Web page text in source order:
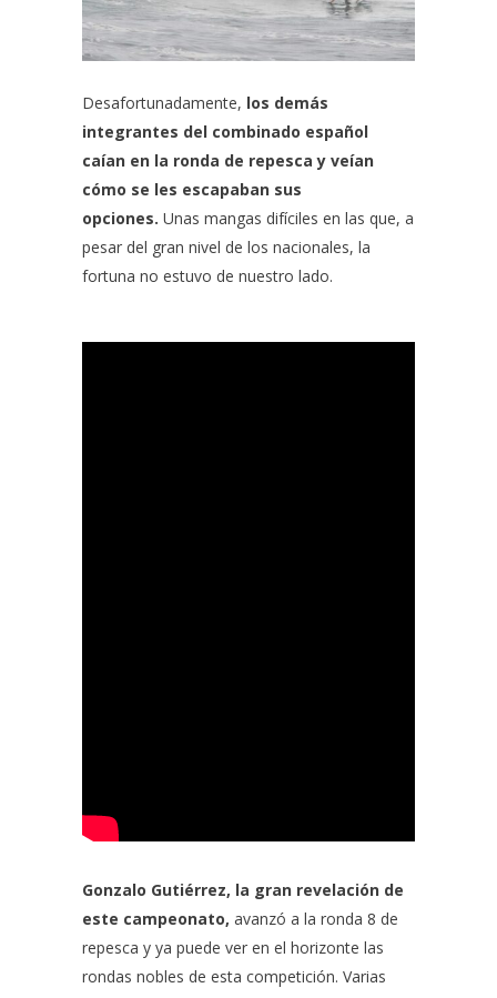
Desafortunadamente, los demás
integrantes del combinado español
caían en la ronda de repesca y veían
cómo se les escapaban sus
opciones. Unas mangas difíciles en las que, a
pesar del gran nivel de los nacionales, la
fortuna no estuvo de nuestro lado.
Gonzalo Gutiérrez, la gran revelación de
este campeonato, avanzó a la ronda 8 de
repesca y ya puede ver en el horizonte las
rondas nobles de esta competición. Varias